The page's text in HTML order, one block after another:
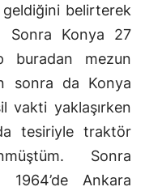
Uşak
Yozgat
Zonguldak
Aksaray
Bayburt
belirterek
Sonra Konya 27
buradan mezun
sonra da Konya
vakti yaklaşırken
tesiriyle traktör
Sonra
Ankara